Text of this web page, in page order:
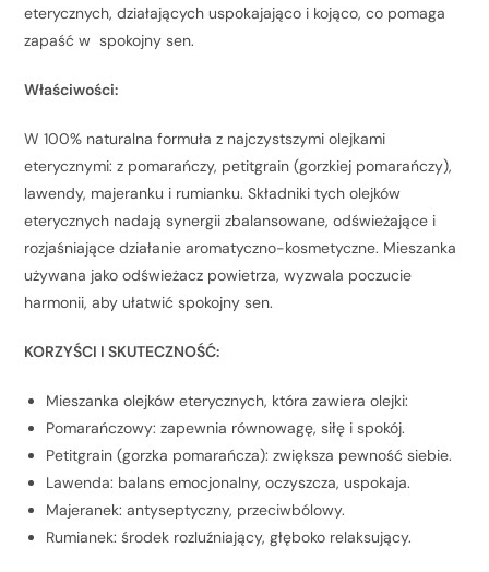
eterycznych, działających uspokajająco i kojąco, co pomaga
zapaść w spokojny sen.
Właściwości:
W 100% naturalna formuła z najczystszymi olejkami
eterycznymi: z pomarańczy, petitgrain (gorzkiej pomarańczy),
lawendy, majeranku i rumianku. Składniki tych olejków
eterycznych nadają synergii zbalansowane, odświeżające i
rozjaśniające działanie aromatyczno-kosmetyczne. Mieszanka
używana jako odświeżacz powietrza, wyzwala poczucie
harmonii, aby ułatwić spokojny sen.
KORZYŚCI I SKUTECZNOŚĆ:
Mieszanka olejków eterycznych, która zawiera olejki:
Pomarańczowy: zapewnia równowagę, siłę i spokój.
Petitgrain (gorzka pomarańcza): zwiększa pewność siebie.
Lawenda: balans emocjonalny, oczyszcza, uspokaja.
Majeranek: antyseptyczny, przeciwbólowy.
Rumianek: środek rozluźniający, głęboko relaksujący.